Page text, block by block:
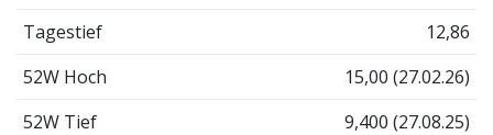
Tagestief
12,86
52W Hoch
15,00 (27.02.26)
52W Tief
9,400 (27.08.25)